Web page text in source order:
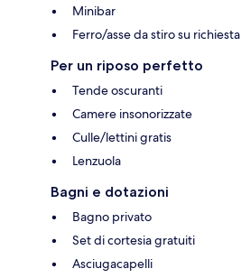
Minibar
Ferro/asse da stiro su richiesta
Per un riposo perfetto
Tende oscuranti
Camere insonorizzate
Culle/lettini gratis
Lenzuola
Bagni e dotazioni
Bagno privato
Set di cortesia gratuiti
Asciugacapelli